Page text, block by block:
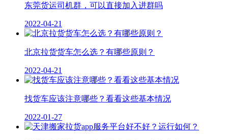
东莞货运司机群，可以直接加入进群吗
2022-04-21
北京拉货货车怎么选？有哪些原则？
2022-04-21
找货车应该注意哪些？看看这些基本情况
2022-01-27